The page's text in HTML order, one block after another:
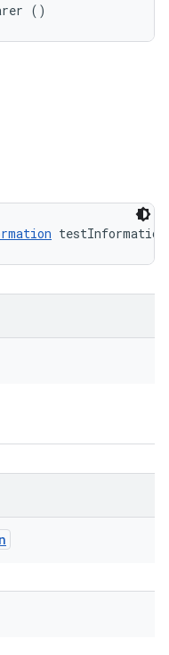
()